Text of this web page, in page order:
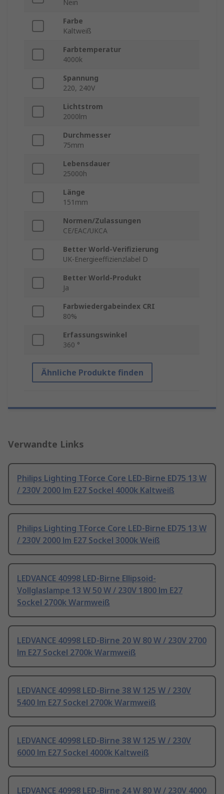
Nein
Farbe
Kaltweiß
Farbtemperatur
4000k
Spannung
220, 240V
Lichtstrom
2000lm
Durchmesser
75mm
Lebensdauer
25000h
Länge
151mm
Normen/Zulassungen
CE/EAC/UKCA
Better World-Verifizierung
UK-Energieeffizienzlabel D
Better World-Produkt
Ja
Farbwiedergabeindex CRI
80%
Erfassungswinkel
360 °
Ähnliche Produkte finden
Verwandte Links
Philips Lighting TForce Core LED-Birne ED75 13 W
/ 230V 2000 lm E27 Sockel 4000k Kaltweiß
Philips Lighting TForce Core LED-Birne ED75 13 W
/ 230V 2000 lm E27 Sockel 3000k Weiß
LEDVANCE 40998 LED-Birne Ellipsoid-
Vollglaslampe 13 W 50 W / 230V 1800 lm E27
Sockel 2700k Warmweiß
LEDVANCE 40998 LED-Birne 20 W 80 W / 230V 2700
lm E27 Sockel 2700k Warmweiß
LEDVANCE 40998 LED-Birne 38 W 125 W / 230V
5400 lm E27 Sockel 2700k Warmweiß
LEDVANCE 40998 LED-Birne 38 W 125 W / 230V
6000 lm E27 Sockel 4000k Kaltweiß
LEDVANCE 40998 LED-Birne 24 W 80 W / 230V 4000